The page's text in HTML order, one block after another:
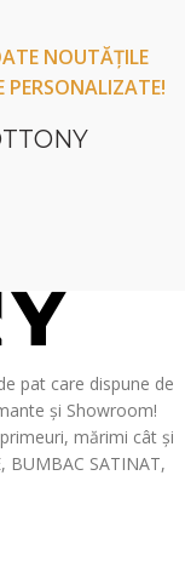
NOUTĂȚILE
PERSONALIZATE!
pat care dispune de
și Showroom!
mărimi cât și
BUMBAC SATINAT,